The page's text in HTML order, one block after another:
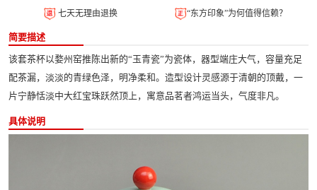
七天无理由退换 “东方印象”为何值得信赖？
简要描述
该套茶杯以婺州窑推陈出新的“玉青瓷”为瓷体，器型端庄大气，容量充足
配茶漏，淡淡的青绿色泽，明净柔和。造型设计灵感源于清朝的顶戴，一
片宁静恬淡中大红宝珠跃然顶上，寓意品茗者鸿运当头，气度非凡。
具体说明